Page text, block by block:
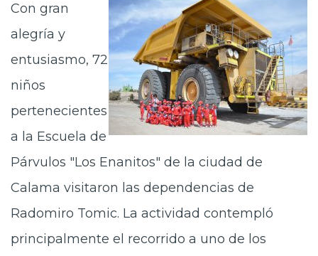
Con gran
alegría y
entusiasmo, 72
niños
pertenecientes
a la Escuela de
Párvulos "Los Enanitos" de la ciudad de
Calama visitaron las dependencias de
Radomiro Tomic. La actividad contempló
principalmente el recorrido a uno de los